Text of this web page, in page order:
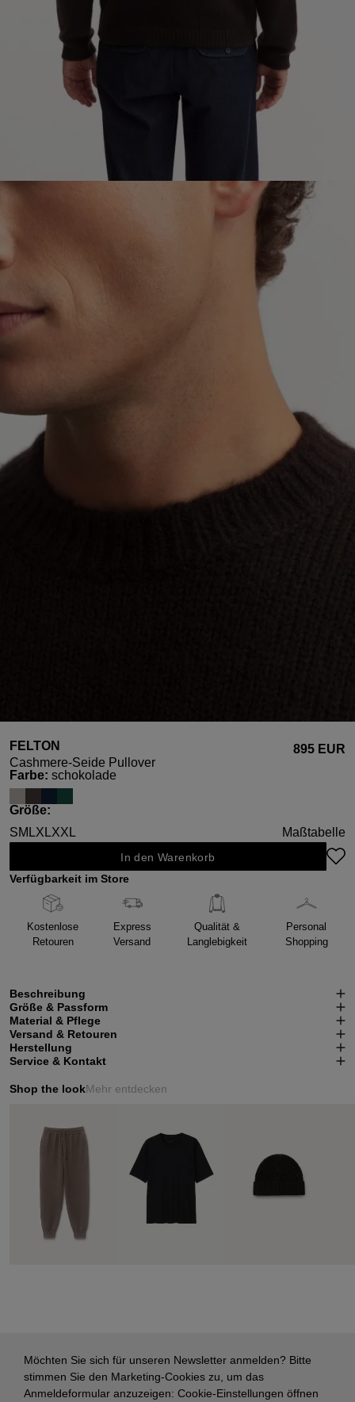
FELTON
Cashmere-Seide Pullover
895 EUR
Farbeauswählen
: schokolade
Größeauswählen
:
SM LXLXXL Maßtabelle
In den Warenkorb
Verfügbarkeit im Store
Kostenlose
Retouren
Express
Versand
Qualität &
Langlebigkeit
Personal
Shopping
Beschreibung
Größe & Passform
Material & Pflege
Versand & Retouren
Herstellung
Service & Kontakt
Shop the lookMehr entdecken
Möchten Sie sich für unseren Newsletter anmelden? Bitte
stimmen Sie den Marketing-Cookies zu, um das
Anmeldeformular anzuzeigen: Cookie-Einstellungen öffnen